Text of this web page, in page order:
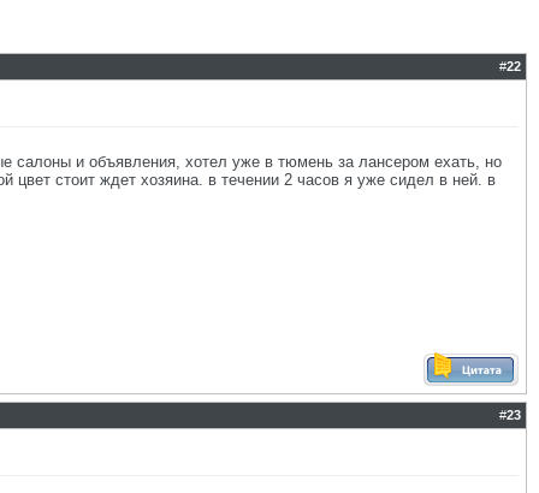
#22
салоны и объявления, хотел уже в тюмень за лансером ехать, но
цвет стоит ждет хозяина. в течении 2 часов я уже сидел в ней. в
#23